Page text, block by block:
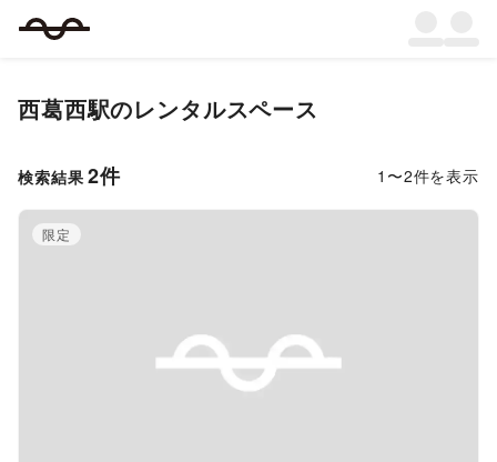
西葛西駅のレンタルスペース
検索結果 2件 1 〜2件を表示
Previous slide
限定